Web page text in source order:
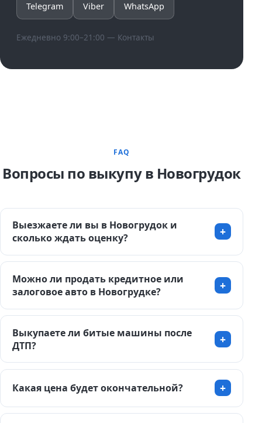
Telegram Viber WhatsApp
Ежедневно 9:00–21:00 — Контакты
FAQ
Вопросы по выкупу в Новогрудок
Выезжаете ли вы в Новогрудок и
сколько ждать оценку?
Можно ли продать кредитное или
залоговое авто в Новогрудке?
Выкупаете ли битые машины после
ДТП?
Какая цена будет окончательной?